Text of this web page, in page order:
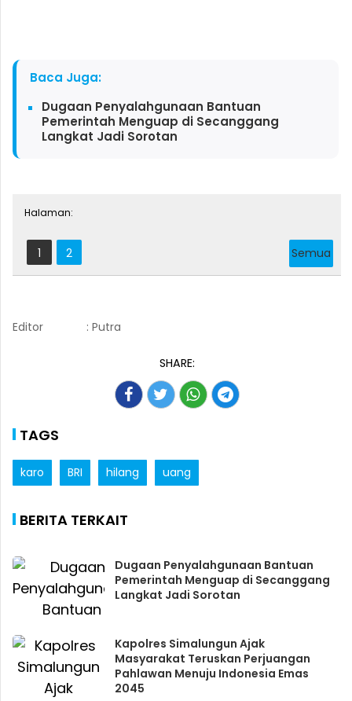
Baca Juga:
Dugaan Penyalahgunaan Bantuan
Pemerintah Menguap di Secanggang
Langkat Jadi Sorotan
Halaman:
1 2 Semua
Editor : Putra
SHARE:
TAGS
karo BRI hilang uang
BERITA TERKAIT
Dugaan Penyalahgunaan Bantuan
Pemerintah Menguap di Secanggang
Langkat Jadi Sorotan
Kapolres Simalungun Ajak
Masyarakat Teruskan Perjuangan
Pahlawan Menuju Indonesia Emas
2045